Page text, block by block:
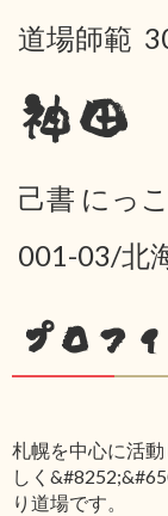
道場師範
神田
己書 にっ
001-03/北
プロフ
札幌を中心に活
しく
り道場です。